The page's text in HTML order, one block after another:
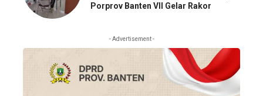
Porprov Banten VII Gelar Rakor
- Advertisement -